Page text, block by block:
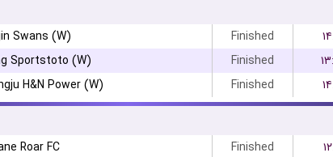
Swans (W) Finished
Sportstoto (W) Finished
H&N Power (W) Finished
Roar FC Finished